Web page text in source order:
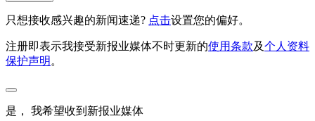
只想接收感兴趣的新闻速递? 点击设置您的偏好。
注册即表示我接受新报业媒体不时更新的使用条款及个人资料
保护声明。
是， 我希望收到新报业媒体